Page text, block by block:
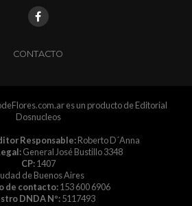
CONTACTO
es un producto de Editorial
Dosnucleos
Responsable:Roberto D´Anna
General José Bustillo 3348
CP:1407
de Buenos Aires
de contacto:153 600 6906
DNDA Nº:5117493